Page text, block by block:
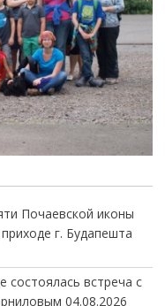
Почаевской иконы
г. Будапешта
состоялась встреча с
04.08.2026